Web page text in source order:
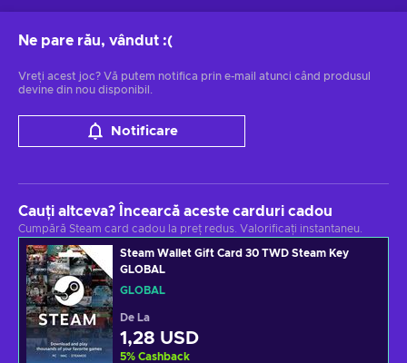
Ne pare rău, vândut :(
Vreți acest joc? Vă putem notifica prin e-mail atunci când produsul
devine din nou disponibil.
Notificare
Cauți altceva? Încearcă aceste carduri cadou
Cumpără Steam card cadou la preț redus. Valorificați instantaneu.
Steam Wallet Gift Card 30 TWD Steam Key
GLOBAL
GLOBAL
De La
1,28 USD
5% Cashback